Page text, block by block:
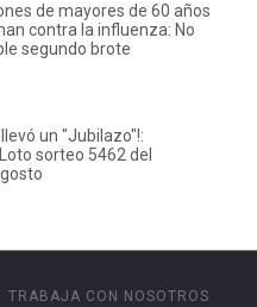
de mayores de 60 años
contra la influenza: No
segundo brote
un "Jubilazo"!:
sorteo 5462 del
TRABAJA CON NOSOTROS